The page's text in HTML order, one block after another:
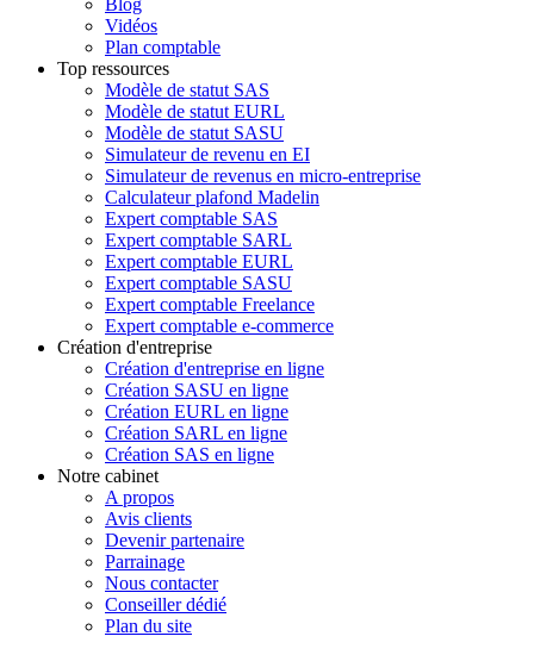
Blog
Vidéos
Plan comptable
Top ressources
Modèle de statut SAS
Modèle de statut EURL
Modèle de statut SASU
Simulateur de revenu en EI
Simulateur de revenus en micro-entreprise
Calculateur plafond Madelin
Expert comptable SAS
Expert comptable SARL
Expert comptable EURL
Expert comptable SASU
Expert comptable Freelance
Expert comptable e-commerce
Création d'entreprise
Création d'entreprise en ligne
Création SASU en ligne
Création EURL en ligne
Création SARL en ligne
Création SAS en ligne
Notre cabinet
A propos
Avis clients
Devenir partenaire
Parrainage
Nous contacter
Conseiller dédié
Plan du site